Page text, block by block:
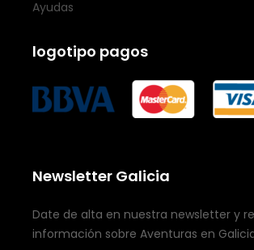
Ayudas
logotipo pagos
Newsletter Galicia
Date de alta en nuestra newsletter y
información sobre Aventuras en